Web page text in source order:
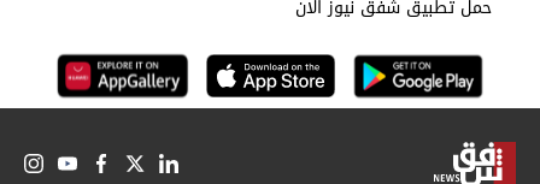
حمل تطبيق شفق نيوز الان